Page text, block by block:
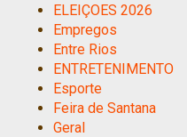
ELEIÇOES 2026
Empregos
Entre Rios
ENTRETENIMENTO
Esporte
Feira de Santana
Geral